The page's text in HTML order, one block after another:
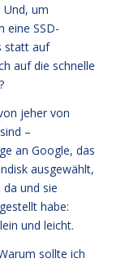
Und, um
eine SSD-
statt auf
auf die schnelle
jeher von
–
an Google, das
ausgewählt,
und sie
habe:
und leicht.
sollte ich